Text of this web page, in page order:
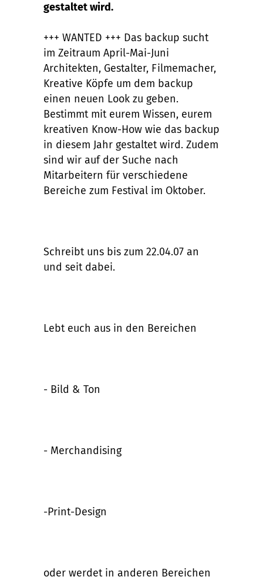
gestaltet wird.
+++ WANTED +++ Das backup sucht
im Zeitraum April-Mai-Juni
Architekten, Gestalter, Filmemacher,
Kreative Köpfe um dem backup
einen neuen Look zu geben.
Bestimmt mit eurem Wissen, eurem
kreativen Know-How wie das backup
in diesem Jahr gestaltet wird. Zudem
sind wir auf der Suche nach
Mitarbeitern für verschiedene
Bereiche zum Festival im Oktober.
Schreibt uns bis zum 22.04.07 an
und seit dabei.
Lebt euch aus in den Bereichen
- Bild & Ton
- Merchandising
-Print-Design
oder werdet in anderen Bereichen